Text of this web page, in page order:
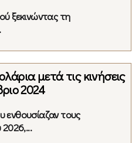
ξεκινώντας τη
μετά τις κινήσεις
2024
ενθουσίαζαν τους
2026,...